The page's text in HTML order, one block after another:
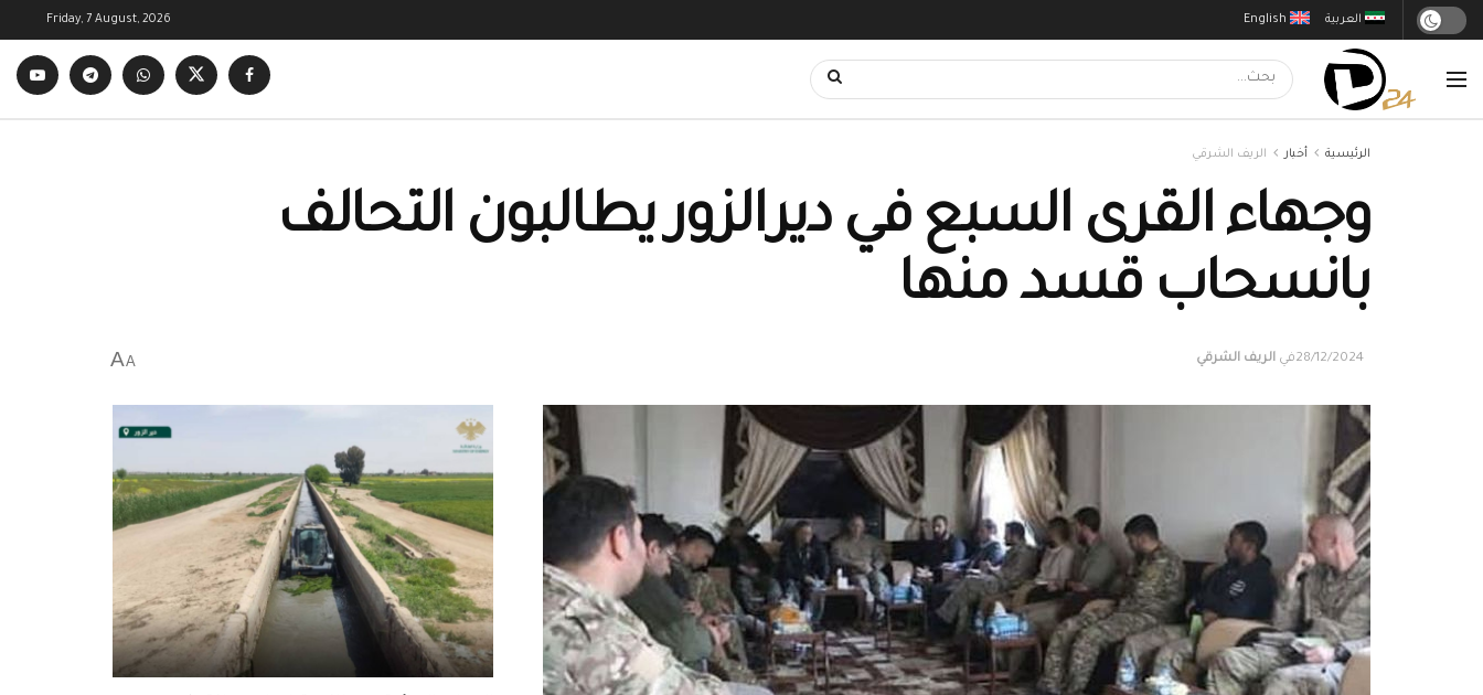
English العربية Friday, 7 August, 2026
الرئيسية أخبار الريف الشرقي
وجهاء القرى السبع في ديرالزور يطالبون التحالف
بانسحاب قسد منها
28/12/2024في الريف الشرقي A
A